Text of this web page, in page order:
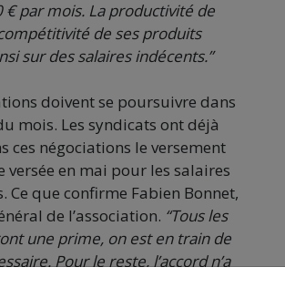
€ par mois. La productivité de
compétitivité de ses produits
sur des salaires indécents.”
doivent se poursuivre dans
mois. Les syndicats ont déjà
ces négociations le versement
versée en mai pour les salaires
Ce que confirme Fabien Bonnet,
de l’association. “Tous les
une prime, on est en train de
Pour le reste, l’accord n’a